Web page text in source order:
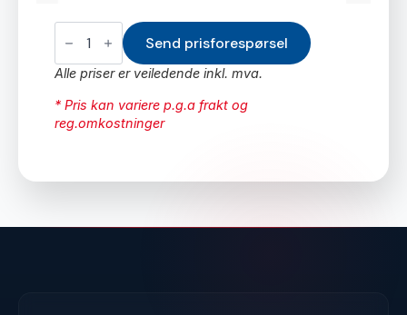
Tråløs
fjernkontroll
Tipphenger
-
T35
antall
Send prisforespørsel
Alle priser er veiledende inkl. mva.
* Pris kan variere p.g.a frakt og
reg.omkostninger